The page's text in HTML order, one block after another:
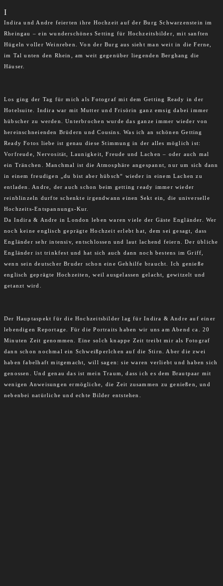
I
Indira und Andre feierten ihre Hochzeit auf der Burg Schwarzenstein im
Rheingau – ein wunderschönes Setting für Hochzeitsbilder, mit sanften
Hügeln voller Weinreben. Von der Burg aus sieht man weit in die Ferne,
im Tal unten den Rhein, am weit gegenüber liegenden Berghang die
Häuser.
Los ging der Tag für mich als Fotograf mit dem Getting Ready in der
Hotelsuite. Indira war mit Mutter und Frisörin ganz emsig dabei immer
hübscher zu werden. Unterbrochen wurde das ganze immer wieder von
hereinschneienden Brüdern und Cousins. Was ich an schönen Getting
Ready Fotos liebe ist genau diese Stimmung in der alles möglich ist:
Vorfreude, Nervosität, Launigkeit, Freude und Lachen – oder auch mal
ein Tränchen. Manchmal ist die Atmosphäre angespannt, nur um sich dann
in einem freudigen „du bist aber hübsch“ wieder in einem Lachen zu
entladen. Andre, der auch schon beim getting ready immer wieder
reinblinzeln durfte schenkte irgendwann einen Sekt ein, die universelle
Hochzeits-Entspannungs-Kur.
Da Indira & Andre in London leben waren viele der Gäste Engländer. Wer
noch keine englisch geprägte Hochzeit erlebt hat, dem sei gesagt, dass
Engländer sehr intensiv, entschlossen und laut lachend feiern. Der übliche
Engländer ist trinkfest und hat sich auch dann noch bestens im Griff,
wenn sein deutscher Bruder schon eine Gehhilfe braucht. Ich genieße
englisch geprägte Hochzeiten, weil ausgelassen gelacht, gewitzelt und
getanzt wird.
Der Hauptaspekt für die Hochzeitsbilder lag für Indira & Andre auf einer
lebendigen Reportage. Für die Portraits haben wir uns am Abend ca. 20
Minuten Zeit genommen. Eine solch knappe Zeit treibt mir als Fotograf
dann schon nochmal ein Schweißperlchen auf die Stirn. Aber die zwei
haben fabelhaft mitgemacht, will sagen: sie waren verliebt und haben sich
genossen. Und genau das ist mein Traum, dass ich es dem Brautpaar mit
wenigen Anweisungen ermögliche, die Zeit zusammen zu genießen, und
nebenbei natürliche und echte Bilder entstehen.